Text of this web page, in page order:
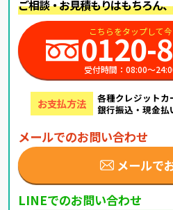
ご相談・お見積もりはもちろん
こちらをタップして
0120-
受付時間：08:00～
お支払方法
各種クレジットカ
銀行振込・現金払
メールでのお問い合わせ
メールで
LINEでのお問い合わせ